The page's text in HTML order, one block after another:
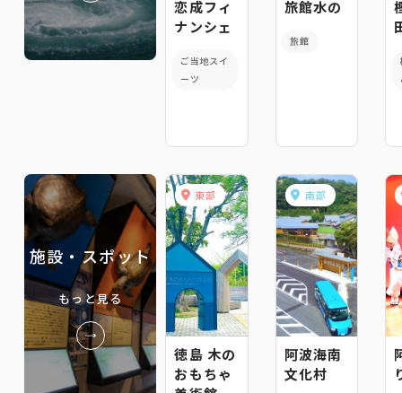
恋成フィ
ナンシェ
ご当地スイ
ーツ
旅館水の
旅館
施設・スポット
もっと見る
東部
徳島 木の
おもちゃ
南部
阿波海南
文化村